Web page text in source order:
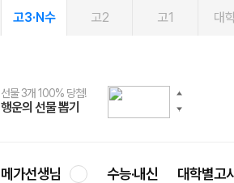
고3·N수 고2 고1 대
선물 3개 100% 당첨!
행운의 선물 뽑기
선물 100% 증정!
메가스터디 X 올리브
여름방학 스터디 캐시백
메가런 썸머스쿨
2027 러셀 단과
강사 공개선발
스마트러닝앱
설문 EVENT
메가패스
3일 무료 체험권
메가패스 수강생 무료혜택!
메가클럽 멤버십
사회공헌 캠페인
희망이룸 메가나눔
메가선생님 수능·내신 대학별고